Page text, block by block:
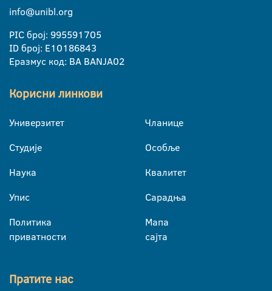
info@unibl.org
PIC број: 995591705
ID број: E10186843
Еразмус код: BA BANJA02
Корисни линкови
Универзитет
Студије
Наука
Упис
Политика
приватности
Чланице
Особље
Квалитет
Сарадња
Мапа
сајта
Пратите нас